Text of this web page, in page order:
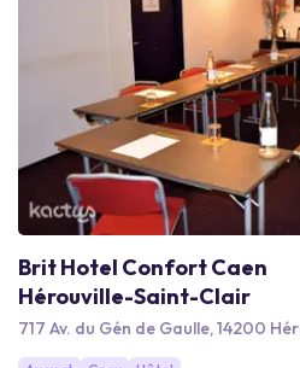
pu faire le déplacement.
des services à la carte en
coin café ou un réfectoire et
collations et pauses repas.
Brit Hotel Confort Caen
Hérouville-Saint-Clair
717 Av. du Gén de Gaulle, 14200